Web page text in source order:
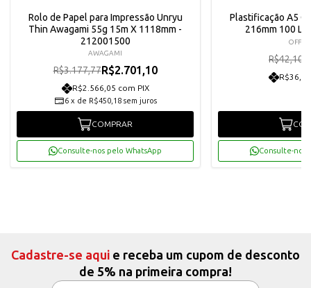
Rolo de Papel para Impressão Unryu
Thin Awagami 55g 15m X 1118mm -
212001500
AWAGAMI
R$3.177,77R$2.701,10
R$2.566,05 com PIX
6 x de R$450,18 sem juros
COMPRAR
Consulte-nos pelo WhatsApp
Plastificação A5
216mm 100
OFF
R$42,10
Consulte-nos
Cadastre-se aqui e receba um cupom de desconto
de 5% na primeira compra!